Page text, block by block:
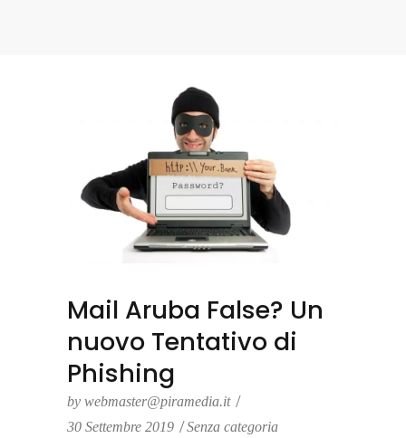
Mail Aruba False? Un
nuovo Tentativo di
Phishing
by webmaster@piramedia.it
30 Settembre 2019
Senza categoria